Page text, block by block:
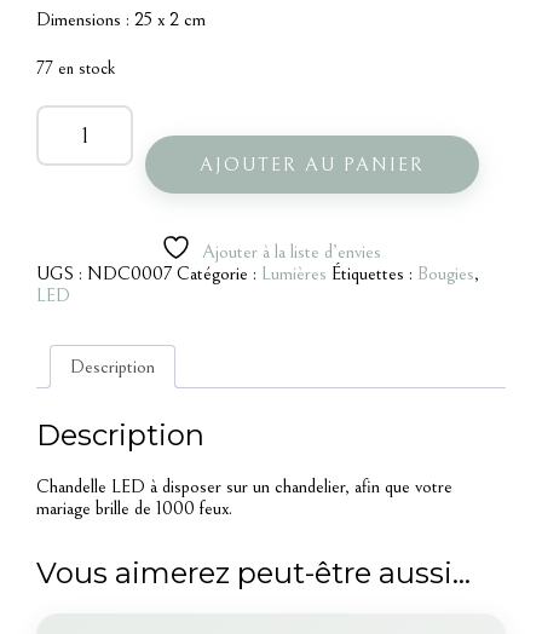
Dimensions : 25 x 2 cm
77 en stock
quantité
Chandelle
AJOUTER AU PANIER
Ajouter à la liste d’envies
UGS : NDC0007 Catégorie : Lumières Étiquettes : Bougies,
LED
Description
Description
Chandelle LED à disposer sur un chandelier, afin que votre
mariage brille de 1000 feux.
Vous aimerez peut-être aussi…